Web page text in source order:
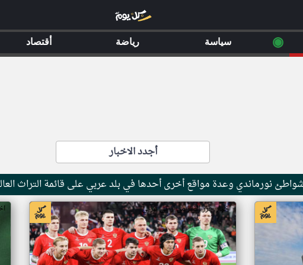
أجدد الاخبار
نورماندي وعدة مواقع أخرى أحدها في بلد عربي على قائمة التراث
اخبار جزر القمر من ار تي عربي
◉ سياسة رياضة أقتصاد